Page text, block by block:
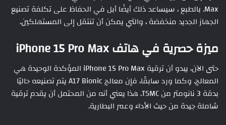
Max. بالطبع ، سيساعد ذلك أيضًا أبل في الحفاظ على تكلفة تصنيع
الجهاز الجديد منخفضة ، والتي يمكن أن تنتقل إلى المستهلكين.
ميزة حصرية في هاتف iPhone 15 Pro Max
حتى الآن، يبدو أن ترقية iPhone 15 Pro Max المؤكدة الوحيدة هي
المعالج. وكما ورد سابقًا، فإن معالج A17 Bionic يتم تصنيعه حاليًا
بدقة 3 نانومتر من TSMC. هذا يعني أنه من المحتمل أن يقدم ترقية
شاملة جيدة من حيث الأداء وعمر البطارية.